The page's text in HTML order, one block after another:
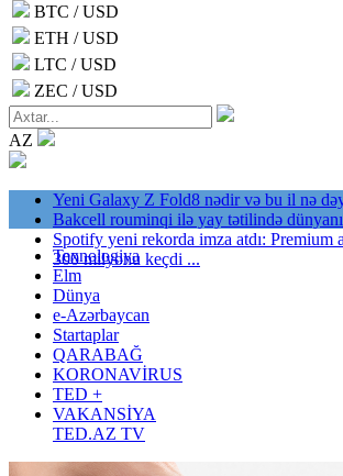
BTC / USD
ETH / USD
LTC / USD
ZEC / USD
AZ
Yeni Galaxy Z Fold8 nədir və bu il nə
Bakcell rouminqi ilə yay tətilində
Spotify yeni rekorda imza atdı: Premium
300 milyonu keçdi ...
Texnologiya
Elm
Dünya
e-Azərbaycan
Startaplar
QARABAĞ
KORONAVİRUS
TED +
VAKANSİYA
TED.AZ TV